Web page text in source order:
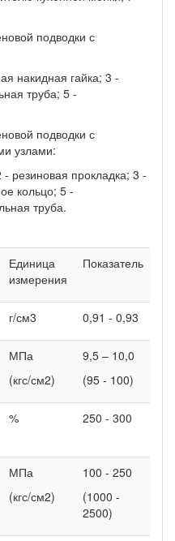
подводки с
накидная гайка; 3 -
труба; 5 -
подводки с
узлами:
резиновая прокладка; 3 -
кольцо; 5 -
труба.
Единица
измерения
Показатель
г/см3 0,91 - 0,93
МПа
(кгс/см2)
9,5 – 10,0
(95 - 100)
% 250 - 300
МПа
(кгс/см2)
100 - 250
(1000 -
2500)